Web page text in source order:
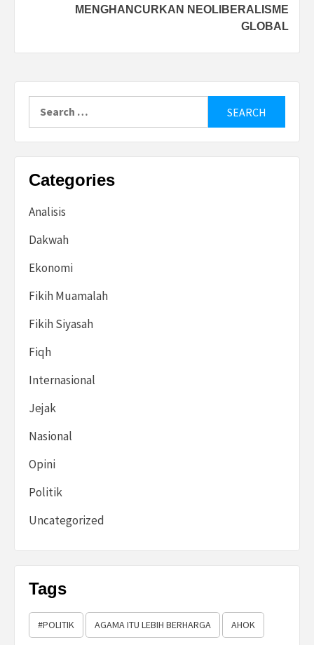
MENGHANCURKAN NEOLIBERALISME
GLOBAL
Categories
Analisis
Dakwah
Ekonomi
Fikih Muamalah
Fikih Siyasah
Fiqh
Internasional
Jejak
Nasional
Opini
Politik
Uncategorized
Tags
#POLITIK AGAMA ITU LEBIH BERHARGA AHOK